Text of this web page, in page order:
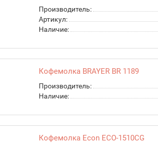
Производитель:
Артикул:
Наличие:
Кофемолка BRAYER BR 1189
Производитель:
Наличие:
Кофемолка Econ ECO-1510CG